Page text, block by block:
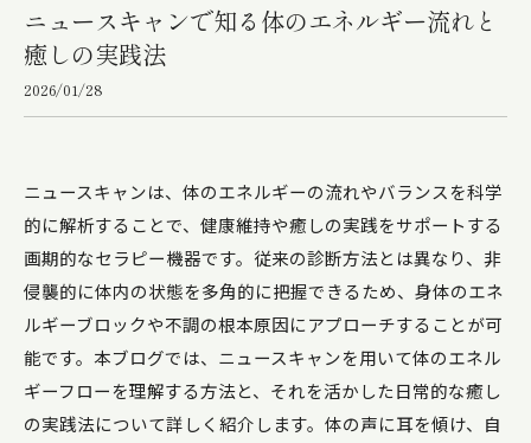
ニュースキャンで知る体のエネルギー流れと
癒しの実践法
2026/01/28
ニュースキャンは、体のエネルギーの流れやバランスを科学
的に解析することで、健康維持や癒しの実践をサポートする
画期的なセラピー機器です。従来の診断方法とは異なり、非
侵襲的に体内の状態を多角的に把握できるため、身体のエネ
ルギーブロックや不調の根本原因にアプローチすることが可
能です。本ブログでは、ニュースキャンを用いて体のエネル
ギーフローを理解する方法と、それを活かした日常的な癒し
の実践法について詳しく紹介します。体の声に耳を傾け、自